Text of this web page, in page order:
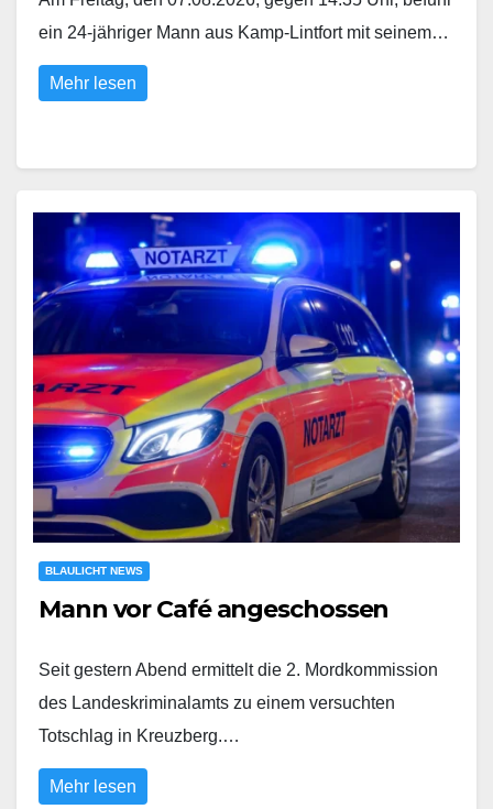
ein 24-jähriger Mann aus Kamp-Lintfort mit seinem…
Mehr lesen
BLAULICHT NEWS
Mann vor Café angeschossen
Seit gestern Abend ermittelt die 2. Mordkommission
des Landeskriminalamts zu einem versuchten
Totschlag in Kreuzberg.…
Mehr lesen